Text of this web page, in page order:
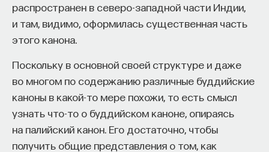
распространен в северо-западной части Индии,
и там, видимо, оформилась существенная часть
этого канона.
Поскольку в основной своей структуре и даже
во многом по содержанию различные буддийские
каноны в какой-то мере похожи, то есть смысл
узнать что-то о буддийском каноне, опираясь
на палийский канон. Его достаточно, чтобы
получить общие представления о том, как
КУРС
Химия между нейронами:
вещества, которые управляют
нами
СОХРАНИТЬ КУРС
НАД МАТЕРИАЛОМ РАБОТАЛИ
Вера Мильчина
кандидат филологических наук, ведущий
научный сотрудник ИВГИ РГГУ
ИСТОРИЯ
1085 публикаций